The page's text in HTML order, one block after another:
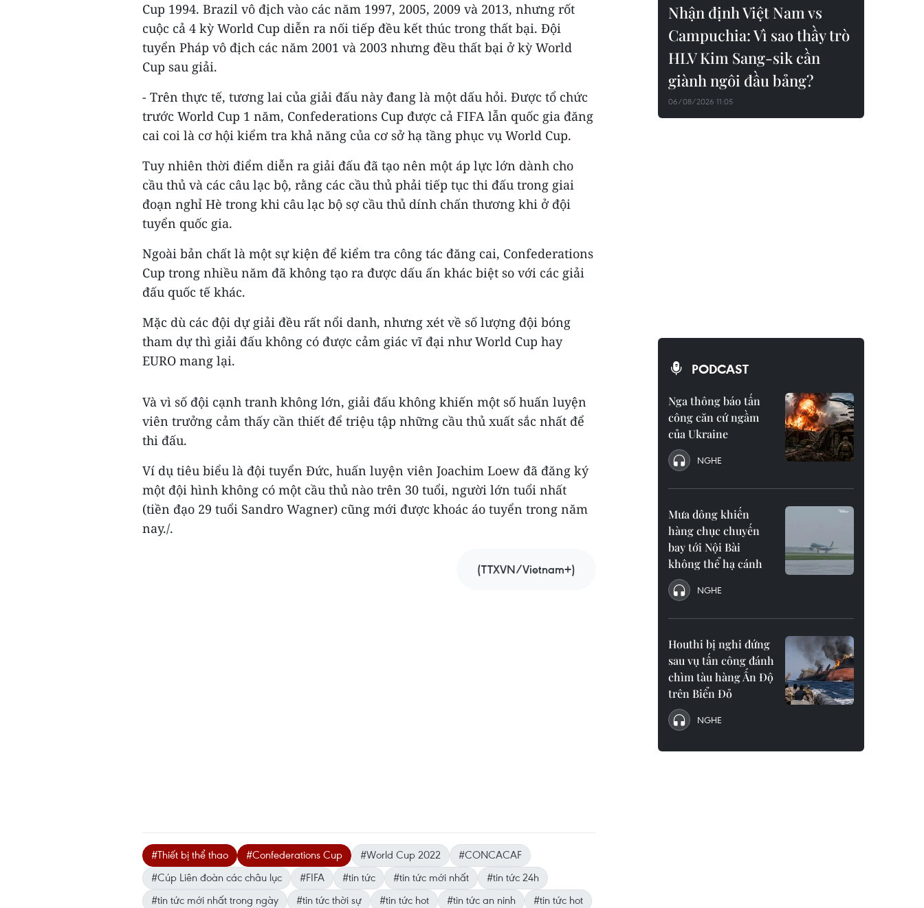
Cup 1994. Brazil vô địch vào các năm 1997, 2005, 2009 và 2013, nhưng rốt
cuộc cả 4 kỳ World Cup diễn ra nối tiếp đều kết thúc trong thất bại. Đội
tuyển Pháp vô địch các năm 2001 và 2003 nhưng đều thất bại ở kỳ World
Cup sau giải.
- Trên thực tế, tương lai của giải đấu này đang là một dấu hỏi. Được tổ chức
trước World Cup 1 năm, Confederations Cup được cả FIFA lẫn quốc gia đăng
cai coi là cơ hội kiểm tra khả năng của cơ sở hạ tầng phục vụ World Cup.
Tuy nhiên thời điểm diễn ra giải đấu đã tạo nên một áp lực lớn dành cho
cầu thủ và các câu lạc bộ, rằng các cầu thủ phải tiếp tục thi đấu trong giai
đoạn nghỉ Hè trong khi câu lạc bộ sợ cầu thủ dính chấn thương khi ở đội
tuyển quốc gia.
Ngoài bản chất là một sự kiện để kiểm tra công tác đăng cai, Confederations
Cup trong nhiều năm đã không tạo ra được dấu ấn khác biệt so với các giải
đấu quốc tế khác.
Mặc dù các đội dự giải đều rất nổi danh, nhưng xét về số lượng đội bóng
tham dự thì giải đấu không có được cảm giác vĩ đại như World Cup hay
EURO mang lại.
Và vì số đội cạnh tranh không lớn, giải đấu không khiến một số huấn luyện
viên ​trưởng cảm thấy cần thiết để triệu tập những cầu thủ xuất sắc nhất để
thi đấu.
Ví dụ tiêu biểu là đội tuyển Đức, huấn luyện viên Joachim Loew đã đăng ký
một đội hình không có một cầu thủ nào trên 30 tuổi, người lớn tuổi nhất
(tiền đạo 29 tuổi Sandro Wagner) cũng mới được khoác áo tuyển trong năm
nay./.
(TTXVN/Vietnam+)
#Thiết bị thể thao #Confederations Cup #World Cup 2022
#CONCACAF
#Cúp Liên đoàn các châu lục
#FIFA #tin tức #tin tức mới nhất
#tin tức 24h
#tin tức mới nhất trong ngày
#tin tức thời sự #tin tức hot #tin tức an ninh #tin tức hot
Nhận định Việt Nam vs
Campuchia: Vì sao thầy trò
HLV Kim Sang-sik cần
giành ngôi đầu bảng?
06/08/2026 11:05
PODCAST
Nga thông báo tấn
công căn cứ ngầm
của Ukraine
NGHE
Mưa dông khiến
hàng chục chuyến
bay tới Nội Bài
không thể hạ cánh
NGHE
Houthi bị nghi đứng
sau vụ tấn công đánh
chìm tàu hàng Ấn Độ
trên Biển Đỏ
NGHE